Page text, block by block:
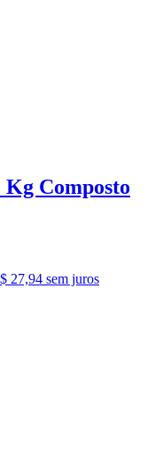
Composto
27,94 sem juros